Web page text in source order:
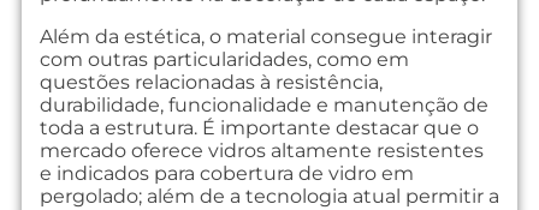
Além da estética, o material consegue interagir
com outras particularidades, como em
questões relacionadas à resistência,
durabilidade, funcionalidade e manutenção de
toda a estrutura. É importante destacar que o
mercado oferece vidros altamente resistentes
e indicados para cobertura de vidro em
pergolado; além de a tecnologia atual permitir a